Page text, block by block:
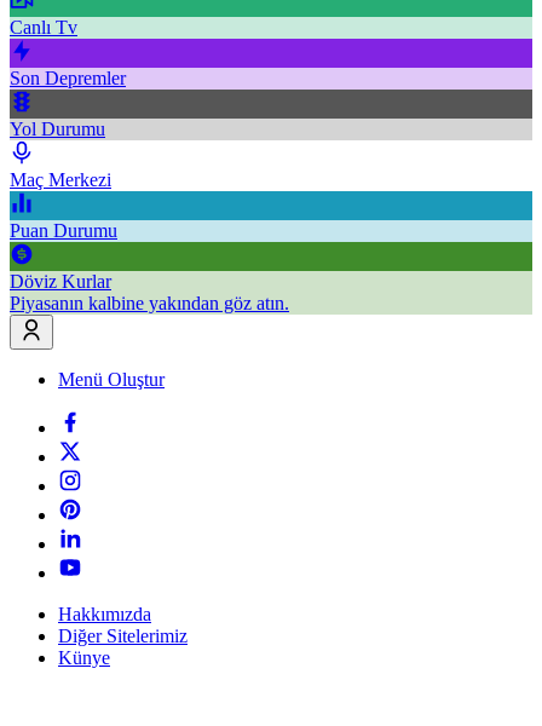
Canlı Tv
Son Depremler
Yol Durumu
Maç Merkezi
Puan Durumu
Döviz Kurlar
Piyasanın kalbine yakından göz atın.
Menü Oluştur
Hakkımızda
Diğer Sitelerimiz
Künye